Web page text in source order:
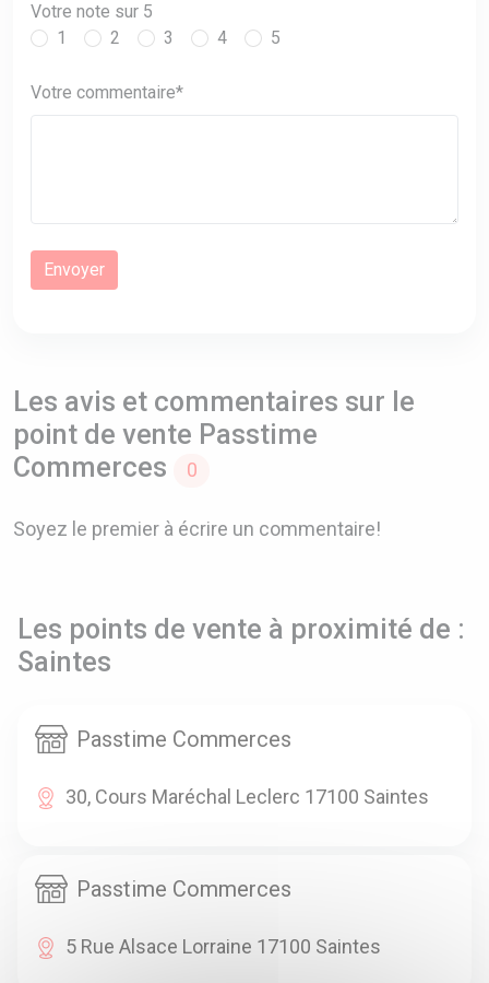
Votre note sur 5
1
2 3 4 5
Votre commentaire*
Les avis et commentaires sur le
point de vente Passtime
Commerces
0
Soyez le premier à écrire un commentaire!
Les points de vente à proximité de :
Saintes
Passtime Commerces
30, Cours Maréchal Leclerc 17100 Saintes
Passtime Commerces
5 Rue Alsace Lorraine 17100 Saintes